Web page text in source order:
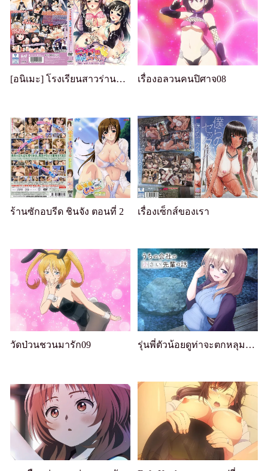
[อนิเมะ] โรงเรียนสาวร่านจะคนบริสุทธิ์ไม่ได้! ! ? แอนิเมชั่นเล่มที่ 1 เรื่องอลวนคนปิศาจ08
ร้านซักอบรีด ชินจัง ตอนที่ 2 เรื่องเซ็กส์ของเรา
วัดป่วนชวนมารัก09 รุ่นพี่ตัวน้อยดูท่าจะตกหลุมรัก 08